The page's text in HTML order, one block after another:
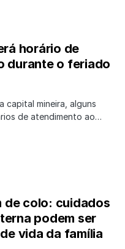
horário de
durante o feriado
capital mineira, alguns
de atendimento ao…
de colo: cuidados
podem ser
vida da família